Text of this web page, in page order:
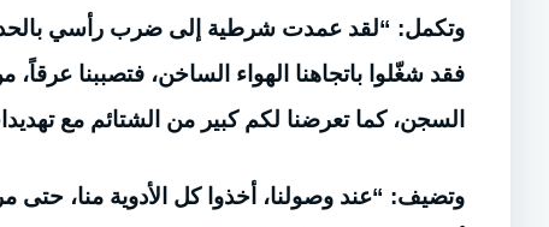
وتكمل: “لقد عمدت شرطية إلى ضرب رأسي
فقد شغّلوا باتجاهنا الهواء الساخن، فتصببنا عرقاً،
السجن، كما تعرضنا لكم كبير من الشتائم مع
وتضيف: “عند وصولنا، أخذوا كل الأدوية منا،